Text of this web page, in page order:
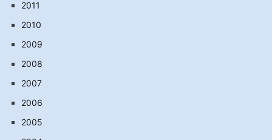
2011
2010
2009
2008
2007
2006
2005